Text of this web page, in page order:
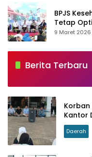
BPJS
Tetap
9 Maret 2026
Berita Terbaru
Korban
Kantor
Daerah